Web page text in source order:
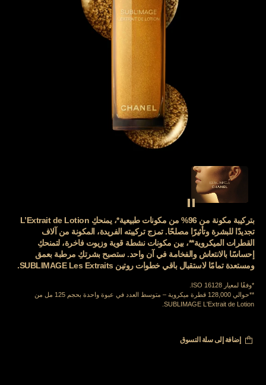
إيقاف فيديو الديكور
SEE THE FILM
بتركيبة مكونة من 96% من مكونات طبيعية*، يمنحكِ L’Extrait de Lotion
تجديدًا للبشرة وتأثيرًا مصلحًا. تمزج تركيبته الفريدة، المكونة من آلاف
القطرات الميكروية**، بين مكونات نشطة قوية وزيوت فاخرة، لتمنحكِ
إحساسًا بالانتعاش والفخامة في آن واحد. ستصبح بشرتكِ مرطبة بعمق
ومستعدة تمامًا لاستقبال باقي خطوات روتين SUBLIMAGE Les Extraits.
*وفقًا لمعيار ISO 16128.
**حوالي 128,000 قطرة ميكروية – متوسط العدد في عبوة واحدة بحجم 125 مل من
SUBLIMAGE L'Extrait de Lotion.
إضافة إلى سلة التسوق